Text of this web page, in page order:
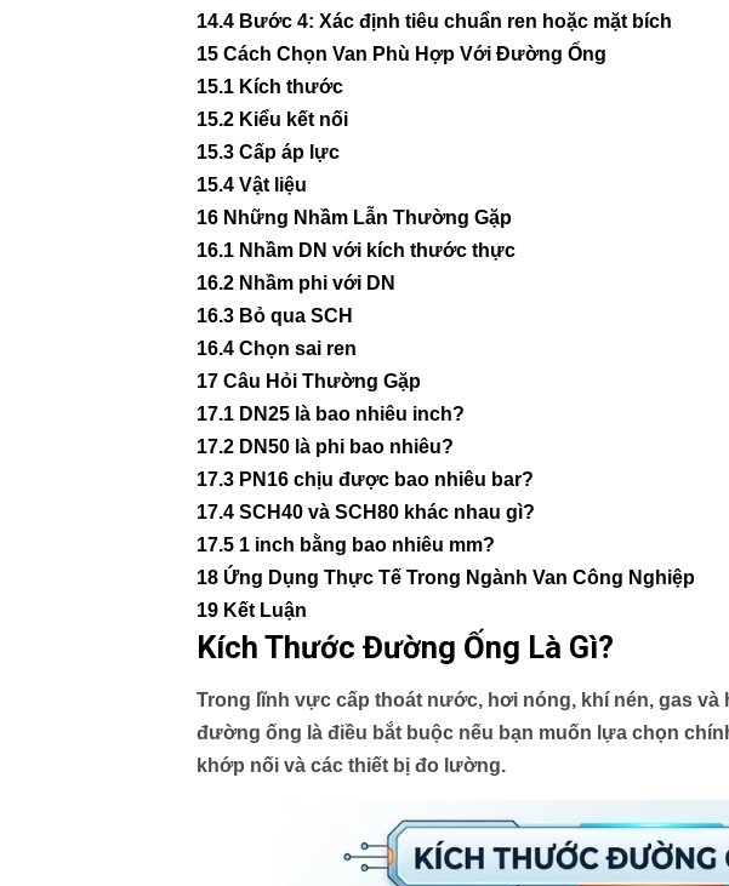
14.4 Bước 4: Xác định tiêu chuẩn ren hoặc mặt bích
15 Cách Chọn Van Phù Hợp Với Đường Ống
15.1 Kích thước
15.2 Kiểu kết nối
15.3 Cấp áp lực
15.4 Vật liệu
16 Những Nhầm Lẫn Thường Gặp
16.1 Nhầm DN với kích thước thực
16.2 Nhầm phi với DN
16.3 Bỏ qua SCH
16.4 Chọn sai ren
17 Câu Hỏi Thường Gặp
17.1 DN25 là bao nhiêu inch?
17.2 DN50 là phi bao nhiêu?
17.3 PN16 chịu được bao nhiêu bar?
17.4 SCH40 và SCH80 khác nhau gì?
17.5 1 inch bằng bao nhiêu mm?
18 Ứng Dụng Thực Tế Trong Ngành Van Công Nghiệp
19 Kết Luận
Kích Thước Đường Ống Là Gì?
Trong lĩnh vực cấp thoát nước, hơi nóng, khí nén, gas và
đường ống là điều bắt buộc nếu bạn muốn lựa chọn
khớp nối và các thiết bị đo lường.